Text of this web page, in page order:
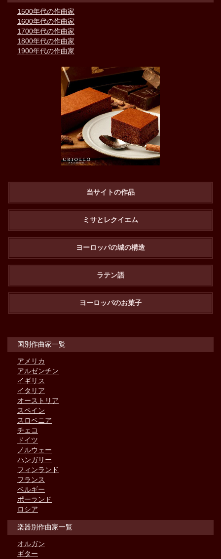
1500年代の作曲家
1600年代の作曲家
1700年代の作曲家
1800年代の作曲家
1900年代の作曲家
当サイトの作品
ミサとレクイエム
ヨーロッパの城の構造
ラテン語
ヨーロッパのお菓子
国別作曲家一覧
アメリカ
アルゼンチン
イギリス
イタリア
オーストリア
スペイン
スロベニア
チェコ
ドイツ
ノルウェー
ハンガリー
フィンランド
フランス
ベルギー
ポーランド
ロシア
楽器別作曲家一覧
オルガン
ギター